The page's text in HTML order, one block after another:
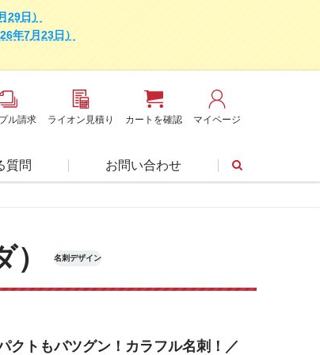
日）
年7月23日）
ル請求 ライオン見積り カートを確認 マイページ
質問 お問い合わせ
名刺デザイン
クトもバツグン！カラフル名刺！／